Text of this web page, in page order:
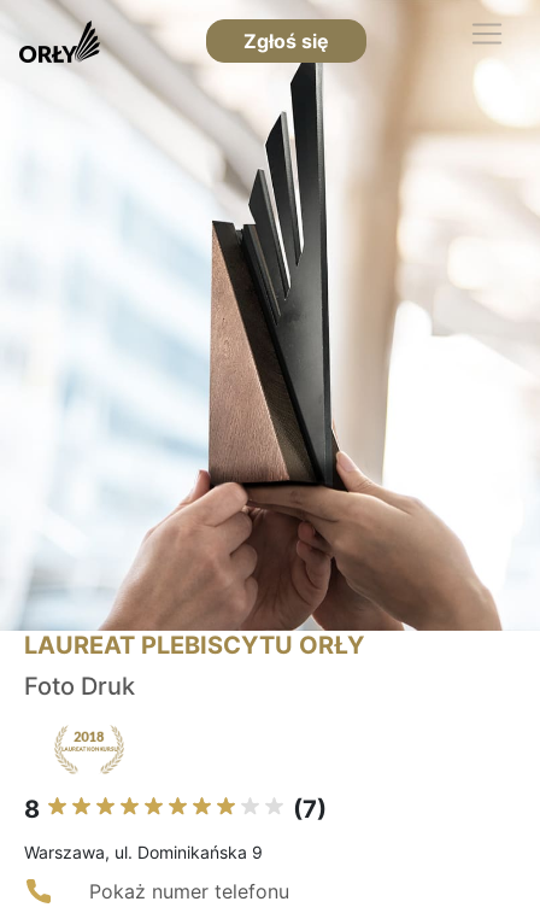
Zgłoś się
LAUREAT PLEBISCYTU ORŁY
Foto Druk
8 (7)
Warszawa, ul. Dominikańska 9
Pokaż numer telefonu